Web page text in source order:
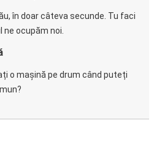
în doar câteva secunde. Tu faci
ocupăm noi.
o mașină pe drum când puteți